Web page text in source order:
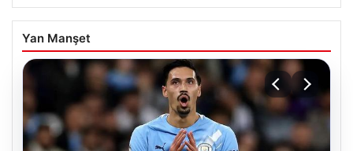
Yan Manşet